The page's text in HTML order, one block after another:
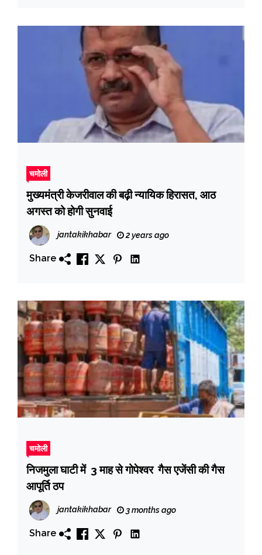
चमोली
मुख्यमंत्री केजरीवाल की बढ़ी न्यायिक हिरासत, आठ
अगस्त को होगी सुनवाई
jantakikhabar 2 years ago
Share
चमोली
निजमुला घाटी में 3 माह से गोपेश्वर गैस एजेंसी की गैस
आपूर्ति ठप
jantakikhabar 3 months ago
Share